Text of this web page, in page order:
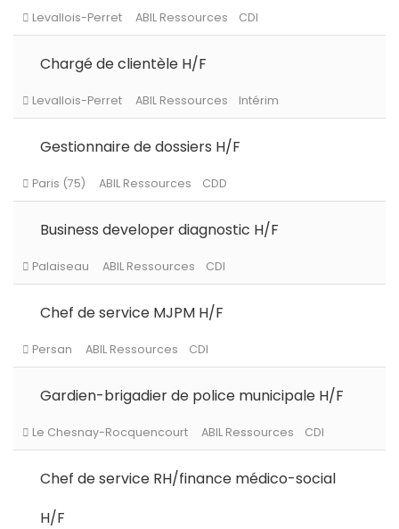
Levallois-Perret ABIL Ressources
Chargé de clientèle H/F
Gestionnaire de dossiers H/F
Paris (75) ABIL Ressources CDD
Business developer diagnostic H/F
Chef de service MJPM H/F
Gardien-brigadier de police municipale H/F
Chef de service RH/finance médico-social
H/F